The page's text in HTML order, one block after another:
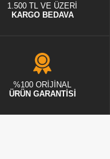
1.500 TL VE ÜZERİ
KARGO BEDAVA
%100 ORİJİNAL
ÜRÜN GARANTİSİ